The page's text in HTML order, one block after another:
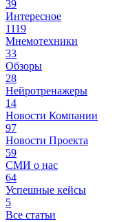
39
Интересное
1119
Мнемотехники
33
Обзоры
28
Нейротренажеры
14
Новости Компании
97
Новости Проекта
59
СМИ о нас
64
Успешные кейсы
5
Все статьи